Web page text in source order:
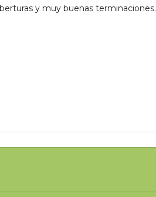
y muy buenas terminaciones.